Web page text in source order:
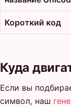
Короткий код
Куда
Если вы
символ, наш